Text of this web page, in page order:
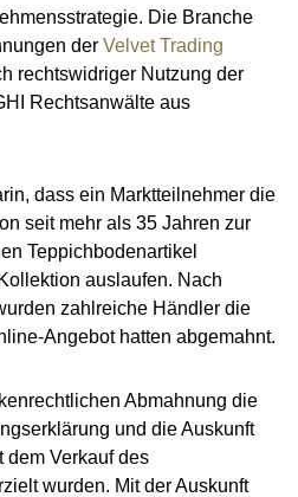
Die Branche
der Velvet Trading
rechtswidriger Nutzung der
Rechtsanwälte aus
dass ein Marktteilnehmer die
seit mehr als 35 Jahren zur
Teppichbodenartikel
auslaufen. Nach
zahlreiche Händler die
Angebot hatten abgemahnt.
Abmahnung die
und die Auskunft
dem Verkauf des
wurden. Mit der Auskunft